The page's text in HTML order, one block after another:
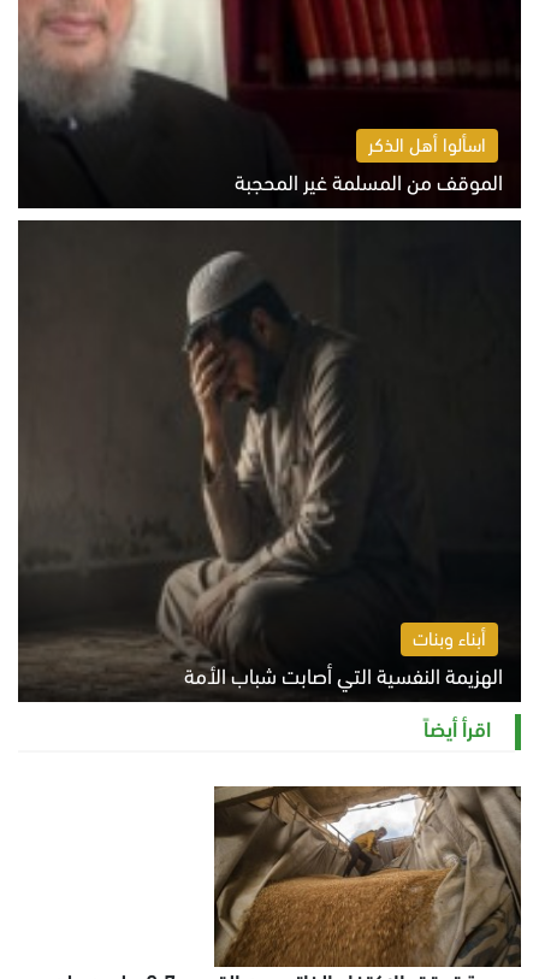
اسألوا أهل الذكر
الموقف من المسلمة غير المحجبة
الخميس 6 أغسطس 2026 10:45 ص
أبناء وبنات
الهزيمة النفسية التي أصابت شباب الأمة
الخميس 6 أغسطس 2026 11:12 ص
اقرأ أيضاً